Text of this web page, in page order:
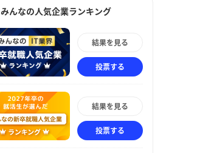
みんなの人気企業ランキング
結果を見る
投票する
結果を見る
投票する